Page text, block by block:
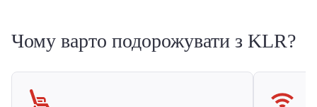
Чому варто подорожувати з KLR?